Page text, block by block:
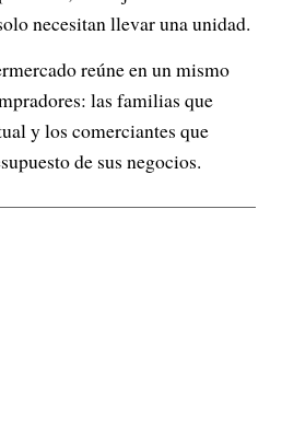
necesitan llevar una unidad.
reúne en un mismo
las familias que
y los comerciantes que
de sus negocios.